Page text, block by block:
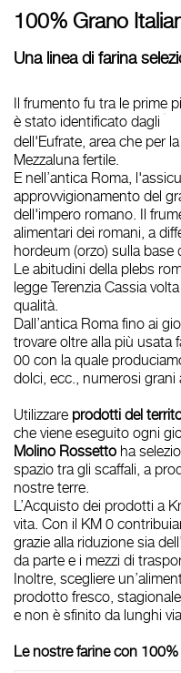
100% Grano
Una linea di farina
Il frumento fu tra le prime
è stato identificato dagli
dell'Eufrate, area che per
Mezzaluna fertile.
E nell’antica Roma,
approvvigionamento del
dell'impero romano. Il
alimentari dei romani, a
hordeum (orzo) sulla base
Le abitudini della plebs
legge Terenzia Cassia
qualità.
Dall’antica Roma fino ai
trovare oltre alla più usata
00 con la quale
dolci, ecc., numerosi
Utilizzare prodotti del
che viene eseguito ogni
Molino Rossetto ha
spazio tra gli scaffali, a
nostre terre.
L’Acquisto dei prodotti a
vita. Con il KM 0
grazie alla riduzione sia
da parte e i mezzi di
Inoltre, scegliere
prodotto fresco,
e non è sfinito da lunghi
Le nostre farine con